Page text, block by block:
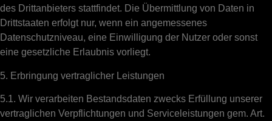
des Drittanbieters stattfindet. Die Übermittlung von Daten in
Drittstaaten erfolgt nur, wenn ein angemessenes
Datenschutzniveau, eine Einwilligung der Nutzer oder sonst
eine gesetzliche Erlaubnis vorliegt.
5. Erbringung vertraglicher Leistungen
5.1. Wir verarbeiten Bestandsdaten zwecks Erfüllung unserer
vertraglichen Verpflichtungen und Serviceleistungen gem. Art.